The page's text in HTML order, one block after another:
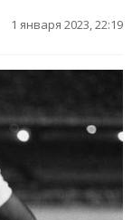
1 января 2023, 22:19